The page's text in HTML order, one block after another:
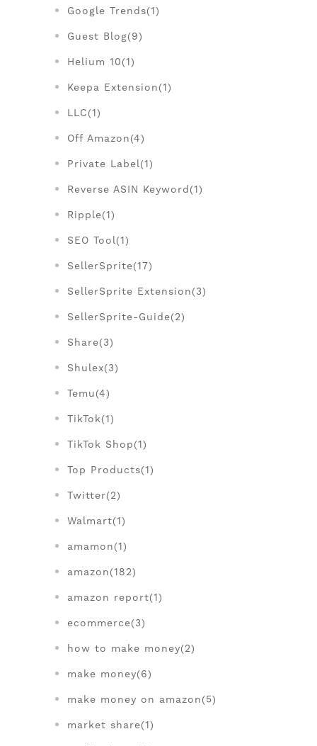
Google Trends(1)
Guest Blog(9)
Helium 10(1)
Keepa Extension(1)
LLC(1)
Off Amazon(4)
Private Label(1)
Reverse ASIN Keyword(1)
Ripple(1)
SEO Tool(1)
SellerSprite(17)
SellerSprite Extension(3)
SellerSprite-Guide(2)
Share(3)
Shulex(3)
Temu(4)
TikTok(1)
TikTok Shop(1)
Top Products(1)
Twitter(2)
Walmart(1)
amamon(1)
amazon(182)
amazon report(1)
ecommerce(3)
how to make money(2)
make money(6)
make money on amazon(5)
market share(1)